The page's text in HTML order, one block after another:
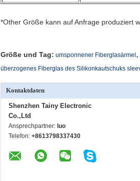
*Other Größe kann auf Anfrage produziert
Größe und Tag: umsponnener Fiberglasärmel ,
überzogenes Fiberglas des Silikonkautschuks
Kontaktdaten
Shenzhen Tainy Electronic
Co.,Ltd
Ansprechpartner: luo
Telefon: +8613798337430